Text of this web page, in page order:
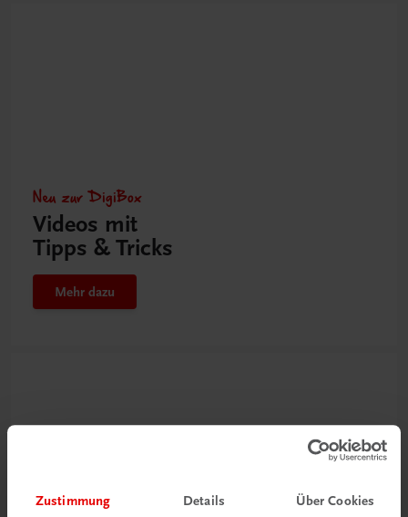
Zustimmung Details Über Cookies
Neu zur DigiBox
Videos mit
Tipps & Tricks
Mehr dazu